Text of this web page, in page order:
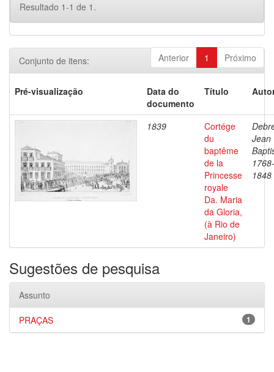
Resultado 1-1 de 1.
Anterior 1 Próximo
Conjunto de itens:
Pré-visualização
Data do
documento
Título
1839
Cortége
du
baptême
de la
Princesse
royale
Da. Maria
da Gloria,
(à Rio de
Janeiro)
Jean
1768-
1848
Sugestões de pesquisa
Assunto
1
PRAÇAS